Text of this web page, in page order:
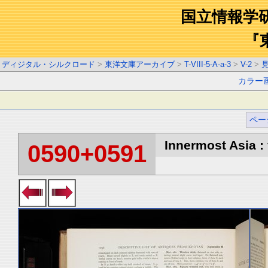
国立情報学
『
ディジタル・シルクロード > 東洋文庫アーカイブ > T-VIII-5-A-a-3 > V-2 >
カラー
ペー
0590+0591 Innermost Asia :